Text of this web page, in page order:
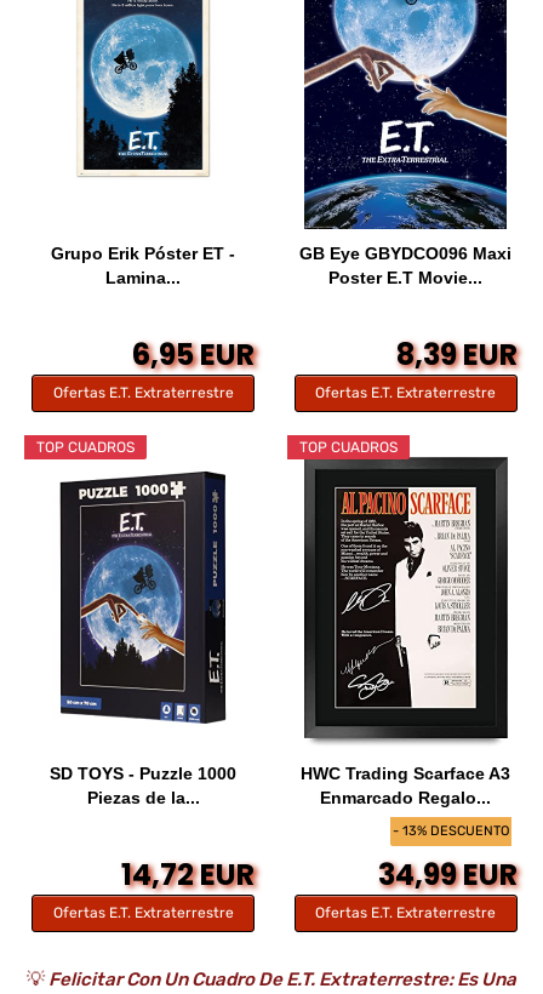
Grupo Erik Póster ET -
Lamina...
6,95 EUR
Ofertas E.T. Extraterrestre
GB Eye GBYDCO096 Maxi
Poster E.T Movie...
8,39 EUR
Ofertas E.T. Extraterrestre
TOP CUADROS
SD TOYS - Puzzle 1000
Piezas de la...
14,72 EUR
Ofertas E.T. Extraterrestre
- 13% DESCUENTO
TOP CUADROS
HWC Trading Scarface A3
Enmarcado Regalo...
34,99 EUR
Ofertas E.T. Extraterrestre
💡 Felicitar Con Un Cuadro De E.T. Extraterrestre: Es Una